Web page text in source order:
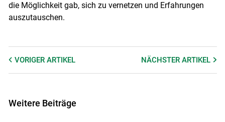
die Möglichkeit gab, sich zu vernetzen und Erfahrungen
auszutauschen.
VORIGER ARTIKEL NÄCHSTERARTIKEL
Weitere Beiträge